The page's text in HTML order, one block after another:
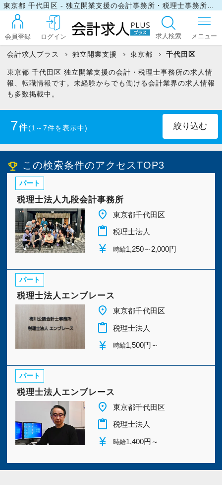
会員登録 ログイン 求人検索
ログイン
マイリスト
今すぐ会員登録
採用ご担当者様
会計求人プラス 独立開業支援 東京都 千代田区
東京都 千代田区 独立開業支援の会計・税理士事務所の求人情
報、転職情報です。未経験からでも働ける会計業界の求人情報
も多数掲載中。
7件(1～7件を表示中)
emoji_events この検索条件のアクセスTOP3
パート
税理士法人九段会計事務所
place 東京都千代田区
content_paste 税理士法人
currency_yen 時給1,250～2,000円
パート
税理士法人エンブレース
place 東京都千代田区
content_paste 税理士法人
currency_yen 時給1,500円～
パート
税理士法人エンブレース
place 東京都千代田区
content_paste 税理士法人
currency_yen 時給1,400円～